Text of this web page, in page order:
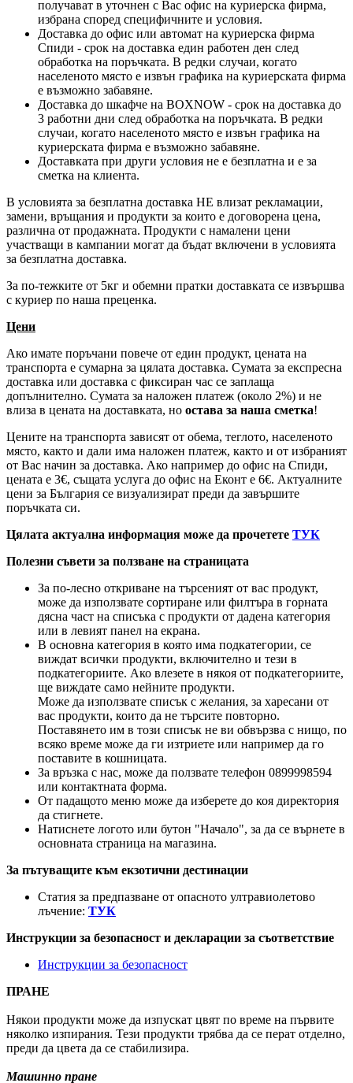
получават в уточнен с Вас офис на куриерска фирма,
избрана според специфичните и условия.
Доставка до офис или автомат на куриерска фирма
Спиди - срок на доставка един работен ден след
обработка на поръчката. В редки случаи, когато
населеното място е извън графика на куриерската фирма
е възможно забавяне.
Доставка до шкафче на BOXNOW - срок на доставка до
3 работни дни след обработка на поръчката. В редки
случаи, когато населеното място е извън графика на
куриерската фирма е възможно забавяне.
Доставката при други условия не е безплатна и е за
сметка на клиента.
В условията за безплатна доставка НЕ влизат рекламации,
замени, връщания и продукти за които е договорена цена,
различна от продажната. Продукти с намалени цени
участващи в кампании могат да бъдат включени в условията
за безплатна доставка.
За по-тежките от 5кг и обемни пратки доставката се извършва
с куриер по наша преценка.
Цени
Ако имате поръчани повече от един продукт, цената на
транспорта е сумарна за цялата доставка. Сумата за експресна
доставка или доставка с фиксиран час се заплаща
допълнително. Сумата за наложен платеж (около 2%) и не
влиза в цената на доставката, но остава за наша сметка!
Цените на транспорта зависят от обема, теглото, населеното
място, както и дали има наложен платеж, както и от избраният
от Вас начин за доставка. Ако например до офис на Спиди,
цената е 3€, същата услуга до офис на Еконт е 6€. Актуалните
цени за България се визуализират преди да завършите
поръчката си.
Цялата актуална информация може да прочетете ТУК
Полезни съвети за ползване на страницата
За по-лесно откриване на търсеният от вас продукт,
може да използвате сортиране или филтъра в горната
дясна част на списъка с продукти от дадена категория
или в левият панел на екрана.
В основна категория в която има подкатегории, се
виждат всички продукти, включително и тези в
подкатегориите. Ако влезете в някоя от подкатегориите,
ще виждате само нейните продукти.
Може да използвате списък с желания, за харесани от
вас продукти, които да не търсите повторно.
Поставянето им в този списък не ви обвързва с нищо, по
всяко време може да ги изтриете или например да го
поставите в кошницата.
За връзка с нас, може да ползвате телефон 0899998594
или контактната форма.
От падащото меню може да изберете до коя директория
да стигнете.
Натиснете логото или бутон "Начало", за да се върнете в
основната страница на магазина.
За пътуващите към екзотични дестинации
Статия за предпазване от опасното ултравиолетово
лъчение: ТУК
Инструкции за безопасност и декларации за съответствие
Инструкции за безопасност
ПРАНЕ
Някои продукти може да изпускат цвят по време на първите
няколко изпирания. Тези продукти трябва да се перат отделно,
преди да цвета да се стабилизира.
Машинно пране